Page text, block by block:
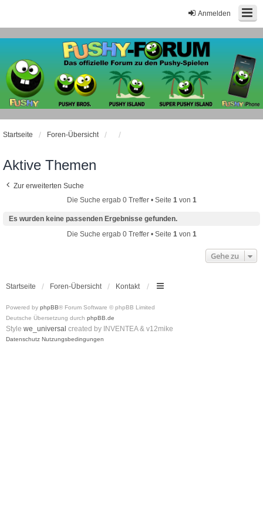
Anmelden
Startseite Foren-Übersicht
Aktive Themen
Zur erweiterten Suche
Die Suche ergab 0 Treffer • Seite 1von 1
Es wurden keine passenden Ergebnisse gefunden.
Die Suche ergab 0 Treffer • Seite 1von 1
Gehe zu
Startseite Foren-Übersicht Kontakt
Powered by phpBB® Forum Software © phpBB Limited
Deutsche Übersetzung durch phpBB.de
Style we_universal created by INVENTEA & v12mike
Datenschutz Nutzungsbedingungen